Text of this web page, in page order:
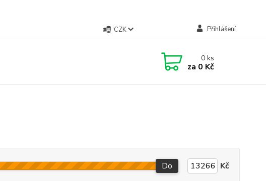
CZK Přihlášení
0ks
za 0 Kč
Do Kč